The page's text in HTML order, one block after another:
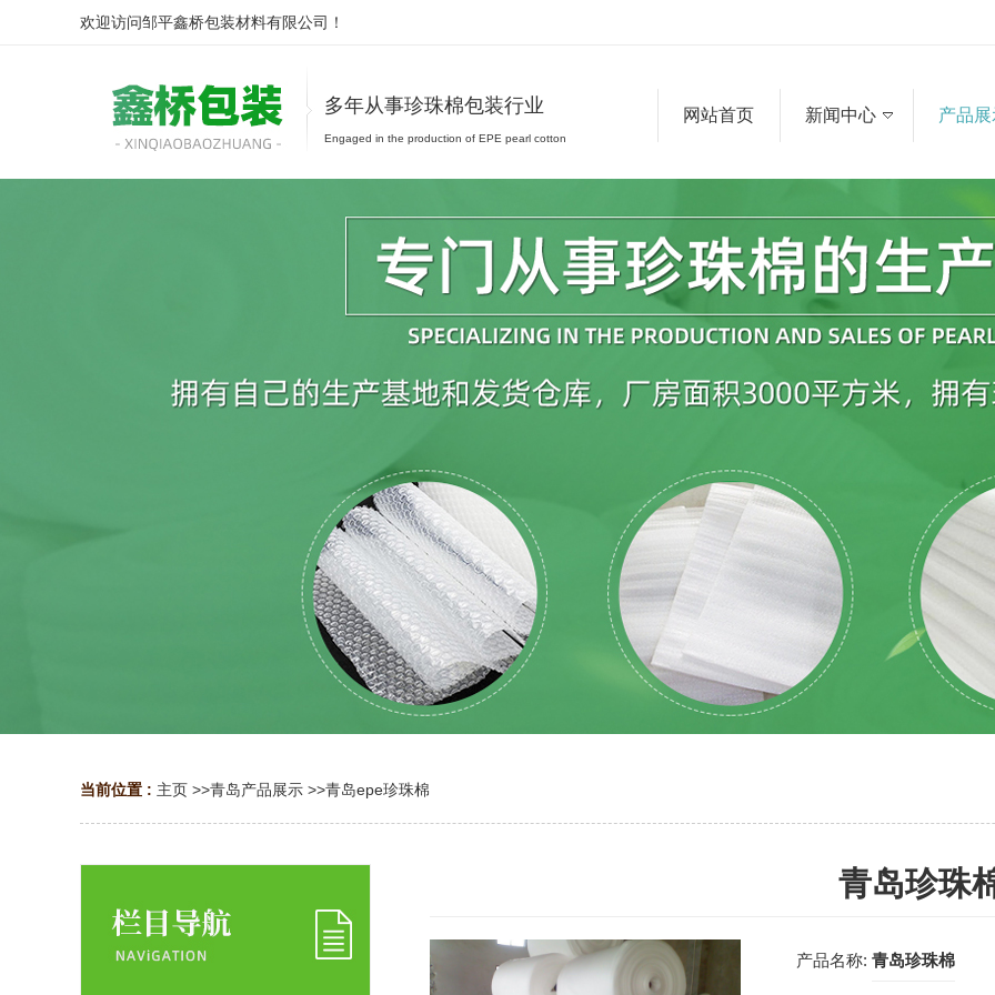
欢迎访问邹平鑫桥包装材料有限公司！
多年从事珍珠棉包装行业
Engaged in the production of EPE pearl cotton
网站首页 新闻中心 产品
当前位置 : 主页 >>青岛产品展示 >>青岛epe珍珠棉
青岛珍珠
产品名称: 青岛珍珠棉